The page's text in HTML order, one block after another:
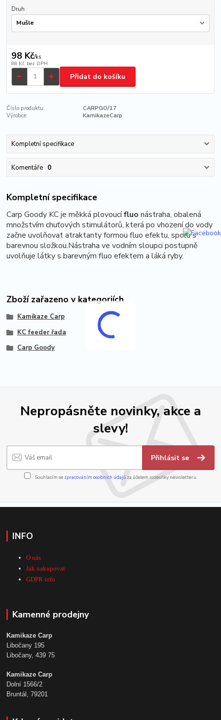
Druh
98 Kč/ks
88 Kč bez DPH
Přidat do košíku
Číslo produktu:
CARPGO/17
Výrobce:
KamikazeCarp
Kompletní specifikace
Komentáře 0
Kompletní specifikace
Carp Goody KC je měkká plovoucífluo nástraha, obalená
množstvím chuťových stimulátorů, která po vhození do vody
začne uvolňovat atraktanty formou fluo efektu, spolu s
barevnou složkou.Nástraha ve vodním sloupci postupně
uvolňuje látky s barevným fluo efektem a láká ryby.
Zboží zařazeno v kategoriích
Kamikaze Carp
KC feeder řada
Carp Goody
Nepropásněte novinky, akce a
slevy!
Přihlásit se
Souhlasím se zpracováním osobních údajůza účelem rozesílky newsletteru.
INFO
O nás
Jak nakupovat
GDPR info
Kamenné prodejny
Kamikaze Carp
Libočany 195
Libočany, 439 75
Kamikaze Carp
Dolní 1566/2
Bruntál, 79201